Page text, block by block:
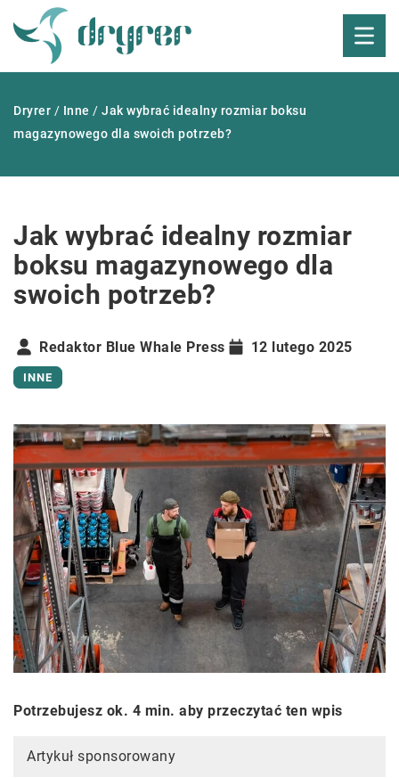
Dryrer / Inne / Jak wybrać idealny rozmiar boksu
magazynowego dla swoich potrzeb?
Jak wybrać idealny rozmiar
boksu magazynowego dla
swoich potrzeb?
Redaktor Blue Whale Press 12 lutego 2025
INNE
Potrzebujesz ok. 4 min. aby przeczytać ten wpis
Artykuł sponsorowany